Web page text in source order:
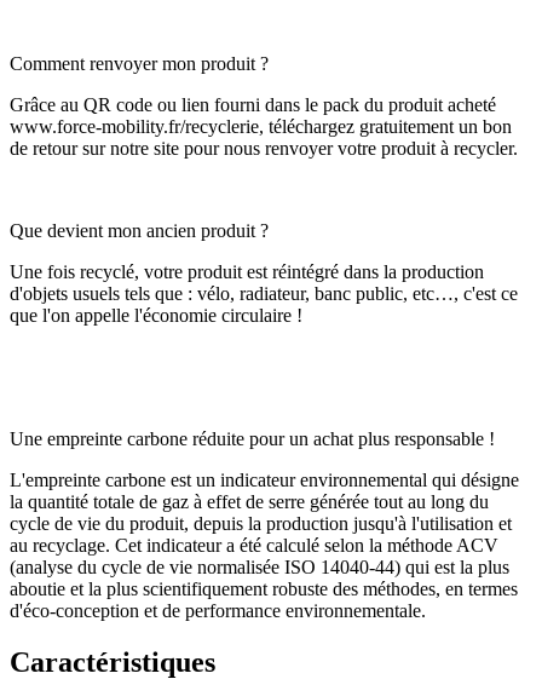
Comment renvoyer mon produit ?
Grâce au QR code ou lien fourni dans le pack du produit acheté
www.force-mobility.fr/recyclerie, téléchargez gratuitement un bon
de retour sur notre site pour nous renvoyer votre produit à recycler.
Que devient mon ancien produit ?
Une fois recyclé, votre produit est réintégré dans la production
d'objets usuels tels que : vélo, radiateur, banc public, etc…, c'est ce
que l'on appelle l'économie circulaire !
Une empreinte carbone réduite pour un achat plus responsable !
L'empreinte carbone est un indicateur environnemental qui désigne
la quantité totale de gaz à effet de serre générée tout au long du
cycle de vie du produit, depuis la production jusqu'à l'utilisation et
au recyclage. Cet indicateur a été calculé selon la méthode ACV
(analyse du cycle de vie normalisée ISO 14040-44) qui est la plus
aboutie et la plus scientifiquement robuste des méthodes, en termes
d'éco-conception et de performance environnementale.
Caractéristiques